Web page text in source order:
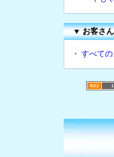
▼お客さ
・ すべて